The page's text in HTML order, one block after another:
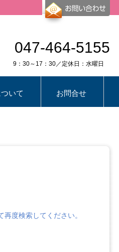
047-464-5155
9：30～17：30／定休日：水曜日
いて お問合せ
度検索してください。